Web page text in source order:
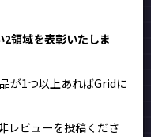
領域を表彰いたしま
が1つ以上あればGridに
レビューを投稿くださ